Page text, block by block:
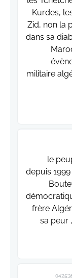
Kurdes,
Zid, non la
dans sa
militaire
le
depuis
frère
sa peur